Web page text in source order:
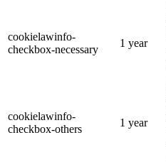
cookielawinfo-
checkbox-necessary
1 year
cookielawinfo-
checkbox-others
1 year